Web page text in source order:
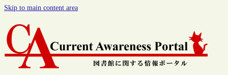
Skip to main content area